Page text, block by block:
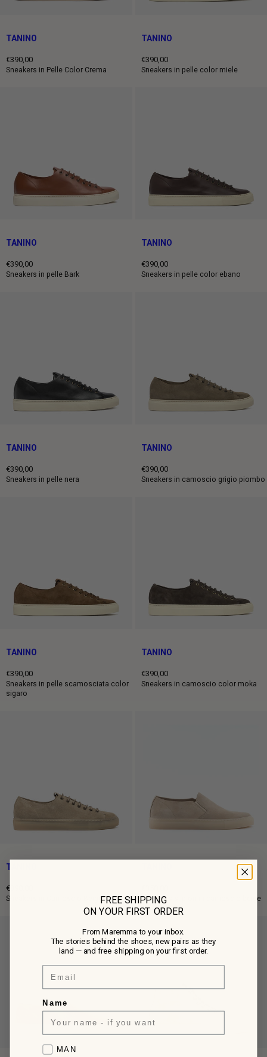
TANINO
€390,00
Prezzo
Sneakers in Pelle Color Crema
TANINO
€390,00
Prezzo
Sneakers in pelle color miele
TANINO
€390,00
Prezzo
Sneakers in pelle Bark
TANINO
€390,00
Prezzo
Sneakers in pelle color ebano
TANINO
€390,00
Prezzo
Sneakers in pelle nera
TANINO
€390,00
Prezzo
Sneakers in camoscio grigio piombo
TANINO
€390,00
Prezzo
intero
Sneakers in pelle scamosciata color
sigaro
TANINO
€390,00
Prezzo
Sneakers in camoscio color moka
TANINO
€390,00
Prezzo
Sneakers in Camoscio Beige
Prezzo
intero
Sneakers slip-on in camoscio beige
FREE SHIPPING
ON YOUR FIRST ORDER
From Maremma to your inbox.
The stories behind the shoes, new pairs as they
land — and free shipping on your first order.
Email
Name
Favorite collection
MAN